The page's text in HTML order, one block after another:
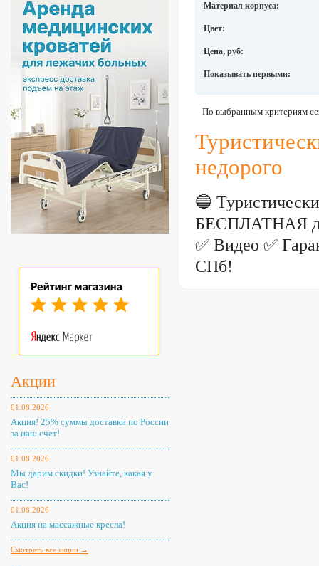
Акции
01.08.2026
Акция! 25% суммы доставки по России
за наш счет!
01.08.2026
Мы дарим скидки! Узнайте, какая у
Вас!
01.08.2026
Акция на массажные кресла!
Смотреть все акции →
Материал корпуса:
Цвет:
Цена, руб:
Показывать первыми:
По выбранным критериям
недорого
🔵
БЕСПЛАТНАЯ
✅ Видео ✅
СПб!